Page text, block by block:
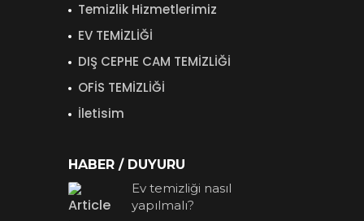
Temizlik Hizmetlerimiz
EV TEMİZLİĞİ
DIŞ CEPHE CAM TEMİZLİĞİ
OFİS TEMİZLİĞİ
İletisim
HABER / DUYURU
Ev temizliği nasıl
yapılmalı?